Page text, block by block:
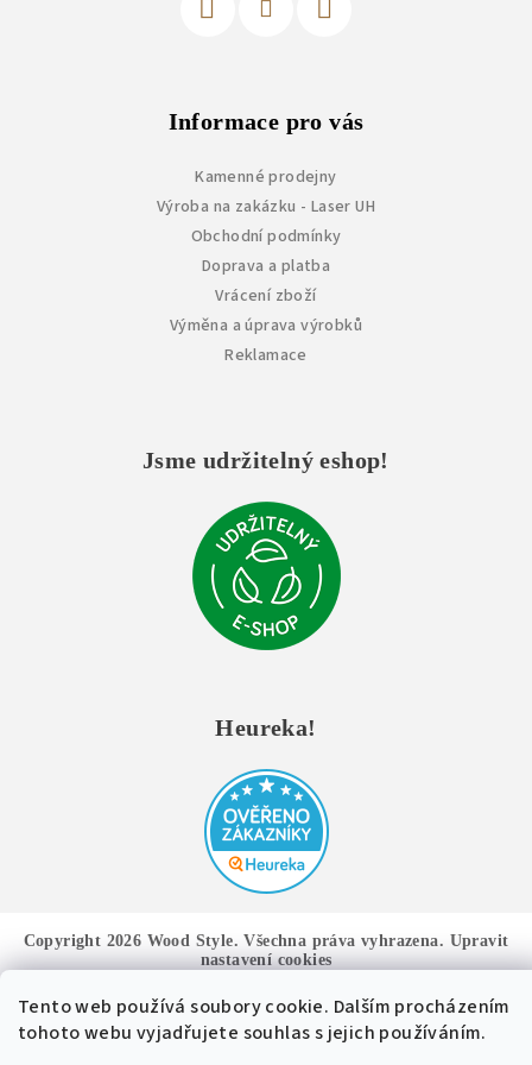
Tento web používá soubory cookie. Dalším procházením
tohoto webu vyjadřujete souhlas s jejich používáním.
Informace pro vás
Kamenné prodejny
Výroba na zakázku - Laser UH
Obchodní podmínky
Doprava a platba
Vrácení zboží
Výměna a úprava výrobků
Reklamace
Jsme udržitelný eshop!
Heureka!
Copyright 2026 Wood Style. Všechna práva vyhrazena. Upravit
nastavení cookies
Vytvořil Shoptet